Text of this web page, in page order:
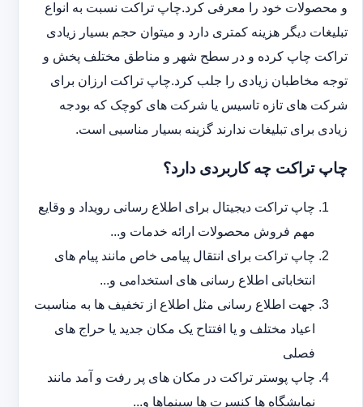
و محصولات خود را معرفی کرد.چاپ تراکت نسبت به انواع
تبلیغات دیگر هزینه کمتری دارد و می‎توان حجم بسیار زیادی
تراکت چاپ کرده و در سطح شهر و مناطق مختلف پخش و
توجه مخاطبان زیادی را جلب کرد.چاپ تراکت ارزان برای
شرکت های تازه تاسیس یا شرکت های کوچک که بودجه
زیادی برای تبلیغات ندارند گزینه بسیار مناسبی است.
چاپ تراکت چه کاربردی دارد؟
چاپ تراکت دیجیتال برای اطلاع رسانی رویداد و وقایع
مهم فروش محصولات ارائه خدمات و...
چاپ تراکت برای انتقال پیامی خاص مانند پیام های
انتخاباتی اطلاع رسانی های استخدامی و...
جهت اطلاع رسانی مثل اطلاع از تخفیف ها به مناسبت
اعیاد مختلف و یا افتتاح یک مکان جدید یا حراج های
فصلی
چاپ پوستر تراکت در مکان های پر رفت و آمد مانند
نمایشگاه ها کنسرت ها سینماها و...